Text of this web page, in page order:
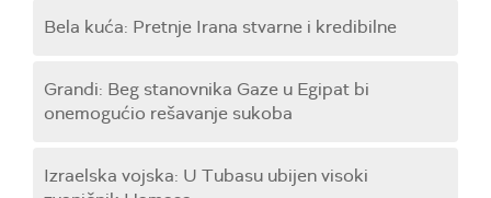
Bela kuća: Pretnje Irana stvarne i kredibilne
Grandi: Beg stanovnika Gaze u Egipat bi
onemogućio rešavanje sukoba
Izraelska vojska: U Tubasu ubijen visoki